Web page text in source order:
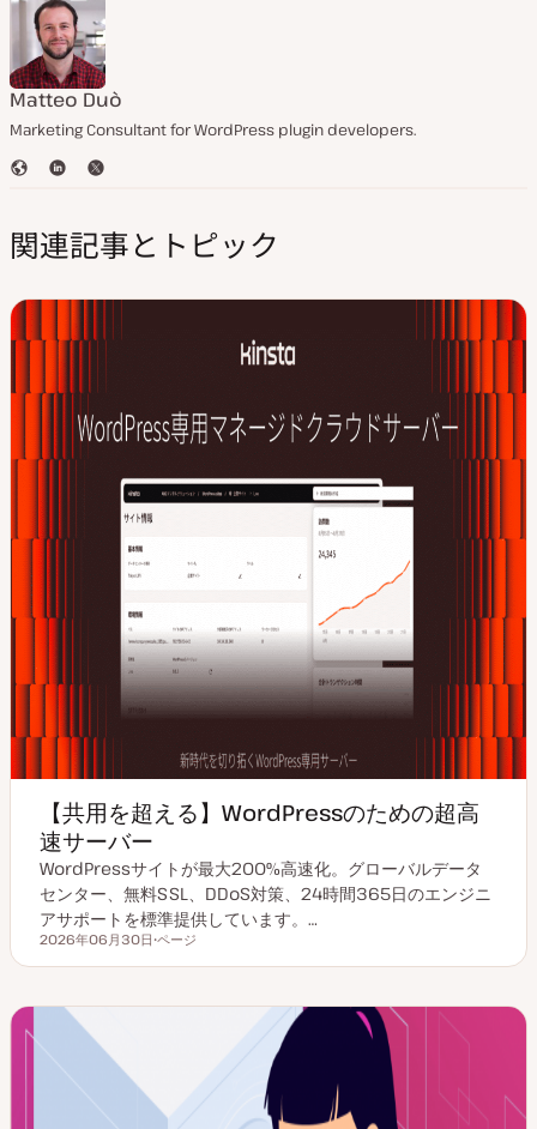
Matteo Duò
Marketing Consultant for WordPress plugin developers.
ウ
サ
イ
L
k
e
I
T
t
t
r
関連記事とトピック
【共用を超える】WordPressのための超高
速サーバー
WordPressサイトが最大200%高速化。グローバルデータ
センター、無料SSL、DDoS対策、24時間365日のエンジニ
アサポートを標準提供しています。…
更新日
2026年06月30日
稿
イ
ページ